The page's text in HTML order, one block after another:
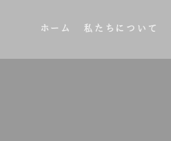
ホーム 私たちについて